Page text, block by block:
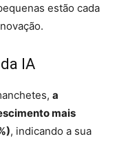
estão cada
IA
a
mais
, indicando a sua